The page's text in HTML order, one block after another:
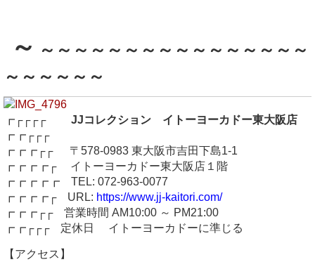
～ ～～～～～～～～～～～～～～～～
～～～～～～
┏┌┌┌┌ JJコレクション イトーヨーカドー東大阪店
┏┏┌┌┌
┏┏┏┌┌ 〒578-0983 東大阪市吉田下島1-1
┏┏┏┏┌ イトーヨーカドー東大阪店１階
┏┏┏┏┏ TEL: 072-963-0077
┏┏┏┏┌ URL: https://www.jj-kaitori.com/
┏┏┏┌┌ 営業時間 AM10:00 ～ PM21:00
┏┏┌┌┌ 定休日 イトーヨーカドーに準じる
【アクセス】